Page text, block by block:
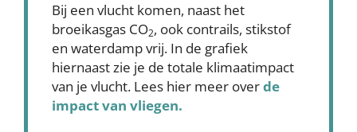
Bij een vlucht komen, naast het
broeikasgas CO2, ook contrails, stikstof
en waterdamp vrij. In de grafiek
hiernaast zie je de totale klimaatimpact
van je vlucht. Lees hier meer overde
impact van vliegen.